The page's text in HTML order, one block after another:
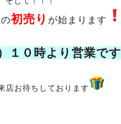
初売り が始まります
１０時より営業です
店お待ちしております